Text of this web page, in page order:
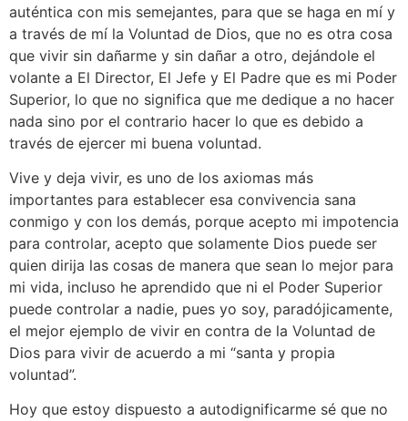
auténtica con mis semejantes, para que se haga en mí y
a través de mí la Voluntad de Dios, que no es otra cosa
que vivir sin dañarme y sin dañar a otro, dejándole el
volante a El Director, El Jefe y El Padre que es mi Poder
Superior, lo que no significa que me dedique a no hacer
nada sino por el contrario hacer lo que es debido a
través de ejercer mi buena voluntad.
Vive y deja vivir, es uno de los axiomas más
importantes para establecer esa convivencia sana
conmigo y con los demás, porque acepto mi impotencia
para controlar, acepto que solamente Dios puede ser
quien dirija las cosas de manera que sean lo mejor para
mi vida, incluso he aprendido que ni el Poder Superior
puede controlar a nadie, pues yo soy, paradójicamente,
el mejor ejemplo de vivir en contra de la Voluntad de
Dios para vivir de acuerdo a mi “santa y propia
voluntad”.
Hoy que estoy dispuesto a autodignificarme sé que no